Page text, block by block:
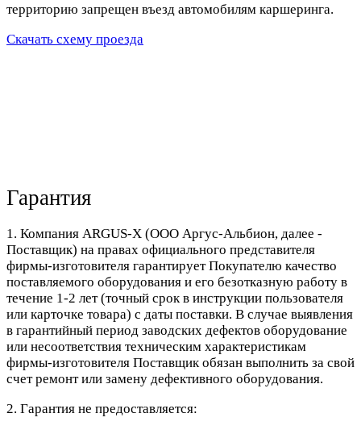
территорию запрещен въезд автомобилям каршеринга.
Скачать схему проезда
Гарантия
1. Компания ARGUS-X (ООО Аргус-Альбион, далее -
Поставщик) на правах официального представителя
фирмы-изготовителя гарантирует Покупателю качество
поставляемого оборудования и его безотказную работу в
течение 1-2 лет (точный срок в инструкции пользователя
или карточке товара) с даты поставки. В случае выявления
в гарантийный период заводских дефектов оборудование
или несоответствия техническим характеристикам
фирмы-изготовителя Поставщик обязан выполнить за свой
счет ремонт или замену дефективного оборудования.
2. Гарантия не предоставляется: